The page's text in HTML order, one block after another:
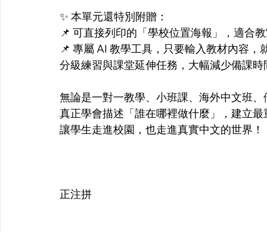
✨ 本單元還特別附贈：
📌 可直接列印的「學校位置海報」，適合
📌 專屬 AI 教學工具，只要輸入教材內容
分級練習與課堂延伸任務，大幅減少備課
無論是一對一教學、小班課、海外中文班
真正學會描述「誰在哪裡做什麼」，建立
讓學生走進校園，也走進真實中文的世界！
正注拼